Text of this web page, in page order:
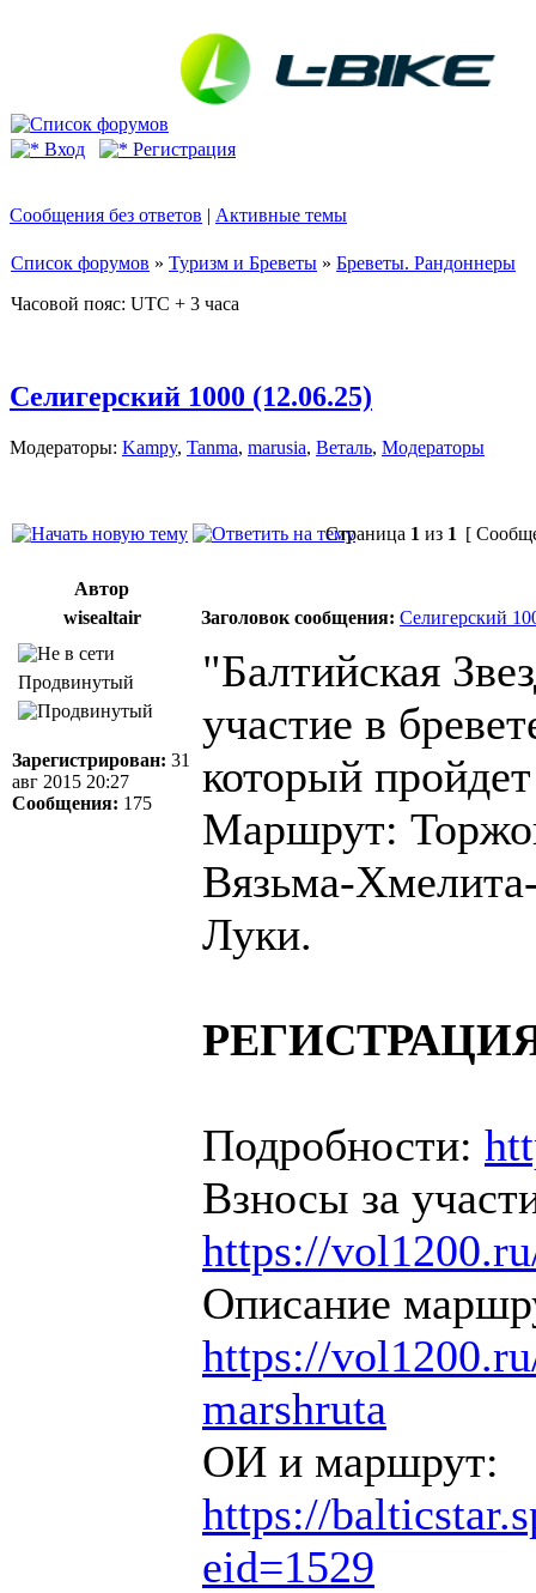
Вход Регистрация
Сообщения без ответов | Активные темы
Список форумов » Туризм и Бреветы » Бреветы. Рандоннеры
Часовой пояс: UTC + 3 часа
Селигерский 1000 (12.06.25)
Модераторы: Kampy, Tanma, marusia, Веталь, Модераторы
Страница 1 из 1 [
Автор
wisealtair
Заголовок сообщения: Селигерский
Продвинутый
Зарегистрирован: 31
авг 2015 20:27
Сообщения: 175
"Балтийская
участие в
который
Маршрут:
Вязьма-
Луки.
Подробности:
Взносы за
https://
Описание
https://
marshruta
ОИ и маршрут:
https://
eid=1529